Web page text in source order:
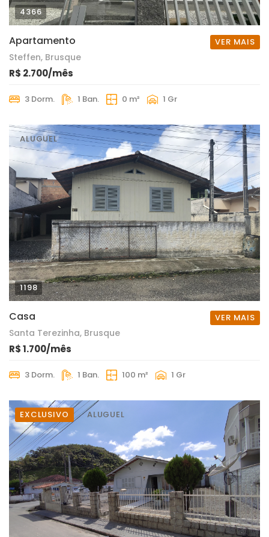
4366
Apartamento VER MAIS
Steffen, Brusque
R$ 2.700/mês
3 Dorm. 1 Ban. 0 m² 1 Gr
ALUGUEL
1198
Casa VER MAIS
Santa Terezinha, Brusque
R$ 1.700/mês
3 Dorm. 1 Ban. 100 m² 1 Gr
EXCLUSIVO ALUGUEL